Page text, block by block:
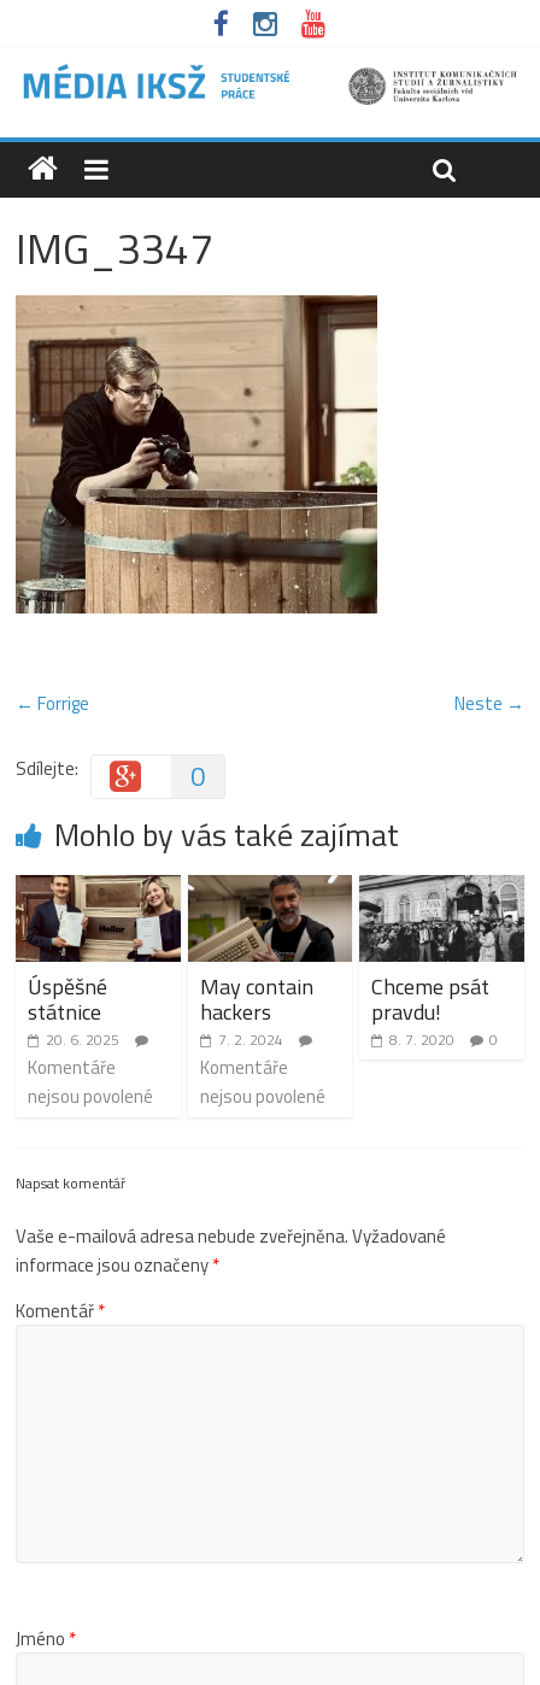
IMG_3347
← Forrige Neste →
Sdílejte: 0
Mohlo by vás také zajímat
Úspěšné
státnice
20. 6. 2025
Komentáře
nejsou povolené
May contain
hackers
7. 2. 2024
Komentáře
nejsou povolené
Chceme psát
pravdu!
8. 7. 2020 0
Napsat komentář
Vaše e-mailová adresa nebude zveřejněna.Vyžadované
informace jsou označeny*
Komentář*
Jméno *